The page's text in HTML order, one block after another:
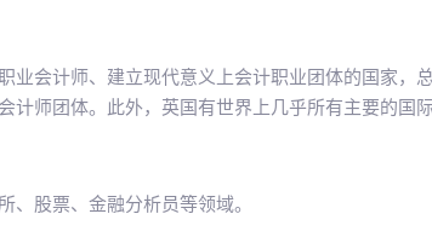
业会计师、建立现代意义上会计职业团体的国家，
计师团体。此外，英国有世界上几乎所有主要的国
、股票、金融分析员等领域。